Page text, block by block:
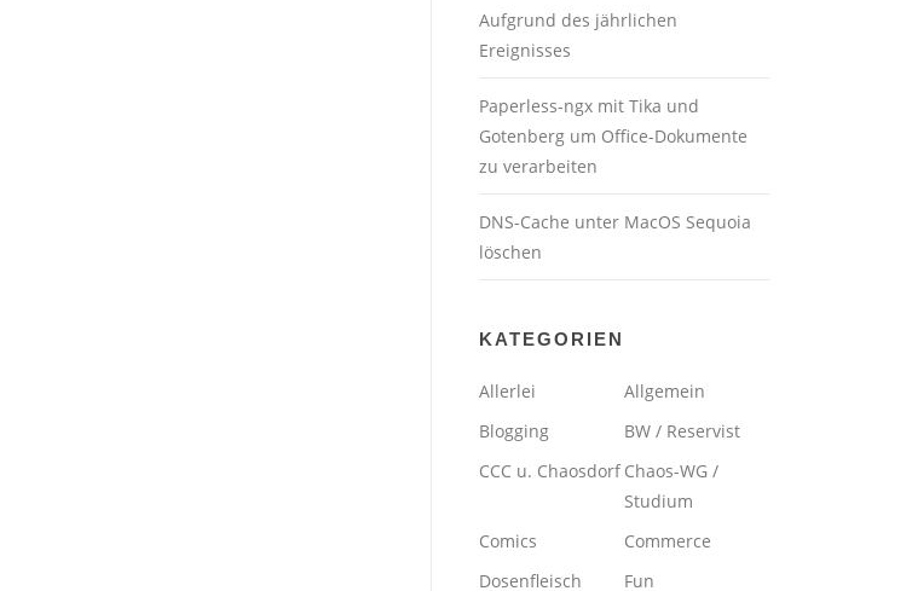
Aufgrund des jährlichen
Ereignisses
Paperless-ngx mit Tika und
Gotenberg um Office-Dokumente
zu verarbeiten
DNS-Cache unter MacOS Sequoia
löschen
KATEGORIEN
Allerlei
Allgemein
Blogging
BW / Reservist
CCC u. Chaosdorf Chaos-WG /
Studium
Comics
Commerce
Dosenfleisch
Fun